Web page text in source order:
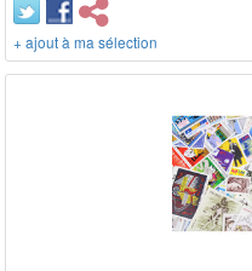
+ ajout à ma sélection